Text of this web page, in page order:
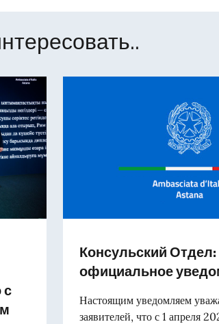
с
Консульский Отдел:
официальное
Настоящим уведомляем
заявителей, что с 1 апреля